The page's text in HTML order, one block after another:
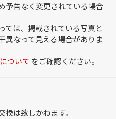
予告なく変更されている場合
ては、掲載されている写真と
異なって見える場合がありま
ついて をご確認ください。
換は致しかねます。